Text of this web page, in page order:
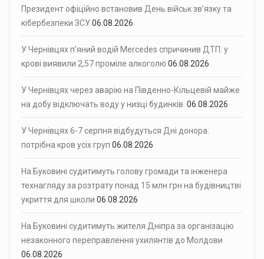
Президент офіційно встановив День військ зв’язку та
кібербезпеки ЗСУ06.08.2026
У Чернівцях п’яний водій Mercedes спричинив ДТП: у
крові виявили 2,57 проміле алкоголю 06.08.2026
У Чернівцях через аварію на Південно-Кільцевій майже
на добу відключать воду у низці будинків 06.08.2026
У Чернівцях 6-7 серпня відбудуться Дні донора:
потрібна кров усіх груп 06.08.2026
На Буковині судитимуть голову громади та інженера
технагляду за розтрату понад 15 млн грн на будівництві
укриття для школи 06.08.2026
На Буковині судитимуть жителя Дніпра за організацію
незаконного переправлення ухилянтів до Молдови
06.08.2026